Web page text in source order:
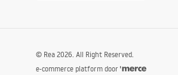
© Rea 2026. All Right Reserved.
e-commerce platform door